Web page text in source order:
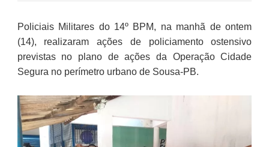
Policiais Militares do 14º BPM, na manhã de ontem
(14), realizaram ações de policiamento ostensivo
previstas no plano de ações da Operação Cidade
Segura no perímetro urbano de Sousa-PB.